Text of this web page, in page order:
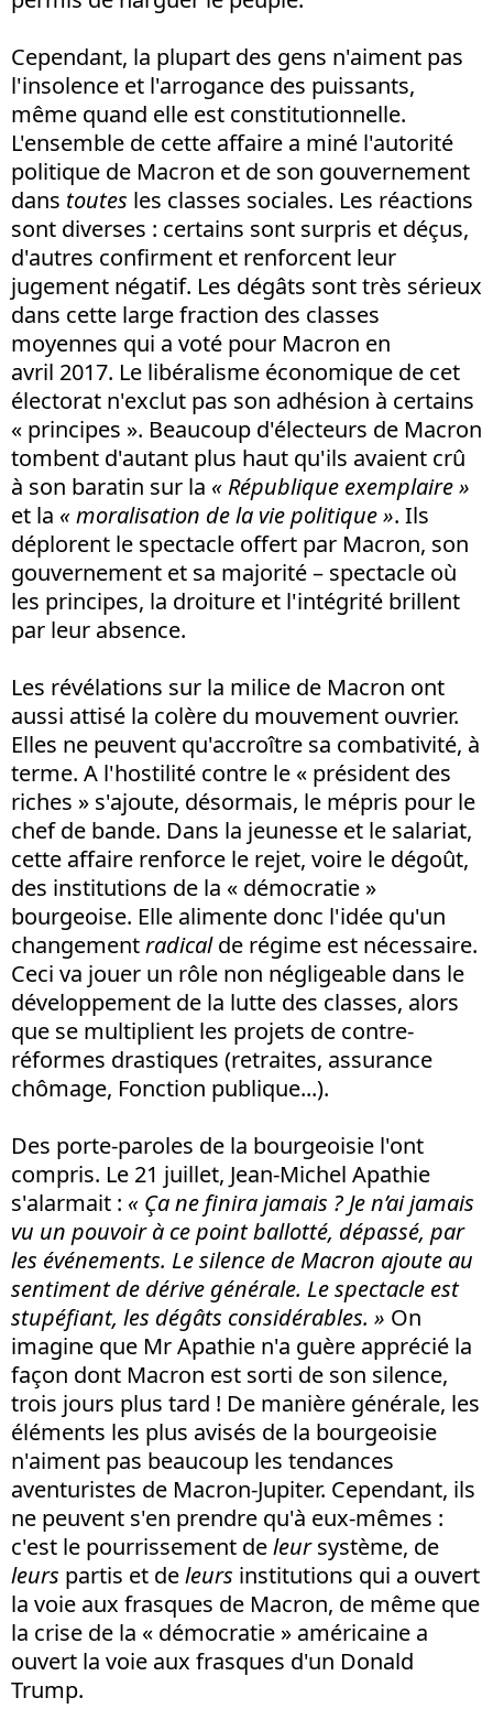
Cependant, la plupart des gens n'aiment pas
l'insolence et l'arrogance des puissants,
même quand elle est constitutionnelle.
L'ensemble de cette affaire a miné l'autorité
politique de Macron et de son gouvernement
dans toutes les classes sociales. Les réactions
sont diverses : certains sont surpris et déçus,
d'autres confirment et renforcent leur
jugement négatif. Les dégâts sont très sérieux
dans cette large fraction des classes
moyennes qui a voté pour Macron en
avril 2017. Le libéralisme économique de cet
électorat n'exclut pas son adhésion à certains
« principes ». Beaucoup d'électeurs de Macron
tombent d'autant plus haut qu'ils avaient crû
à son baratin sur la « République exemplaire »
et la « moralisation de la vie politique ». Ils
déplorent le spectacle offert par Macron, son
gouvernement et sa majorité – spectacle où
les principes, la droiture et l'intégrité brillent
par leur absence.
Les révélations sur la milice de Macron ont
aussi attisé la colère du mouvement ouvrier.
Elles ne peuvent qu'accroître sa combativité, à
terme. A l'hostilité contre le « président des
riches » s'ajoute, désormais, le mépris pour le
chef de bande. Dans la jeunesse et le salariat,
cette affaire renforce le rejet, voire le dégoût,
des institutions de la « démocratie »
bourgeoise. Elle alimente donc l'idée qu'un
changementradicalde régime est nécessaire.
Ceci va jouer un rôle non négligeable dans le
développement de la lutte des classes, alors
que se multiplient les projets de contre-
réformes drastiques (retraites, assurance
chômage, Fonction publique...).
Des porte-paroles de la bourgeoisie l'ont
compris. Le 21 juillet, Jean-Michel Apathie
s'alarmait : « Ça ne finira jamais ? Je n’ai jamais
vu un pouvoir à ce point ballotté, dépassé, par
les événements. Le silence de Macron ajoute au
sentiment de dérive générale. Le spectacle est
stupéfiant, les dégâts considérables. » On
imagine que Mr Apathie n'a guère apprécié la
façon dont Macron est sorti de son silence,
trois jours plus tard ! De manière générale, les
éléments les plus avisés de la bourgeoisie
n'aiment pas beaucoup les tendances
aventuristes de Macron-Jupiter. Cependant, ils
ne peuvent s'en prendre qu'à eux-mêmes :
c'est le pourrissement deleursystème, de
leurs partis et deleurs institutions qui a ouvert
la voie aux frasques de Macron, de même que
la crise de la « démocratie » américaine a
ouvert la voie aux frasques d'un Donald
Trump.